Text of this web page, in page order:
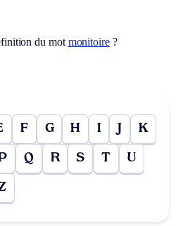
du mot monitoire?
F G H I J K
Q R S T U